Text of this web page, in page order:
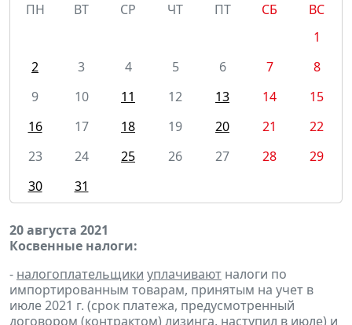
ПН
ВТ СР ЧТ ПТ СБ
ВС
1
2
3 4 5 6 7
8
9
10 11 12 13 14
15
16
17 18 19 20 21
22
23
24 25 26 27 28
29
30
31
20 августа 2021
Косвенные налоги:
- налогоплательщики уплачивают налоги по
импортированным товарам, принятым на учет в
июле 2021 г. (срок платежа, предусмотренный
договором (контрактом) лизинга, наступил в июле) и